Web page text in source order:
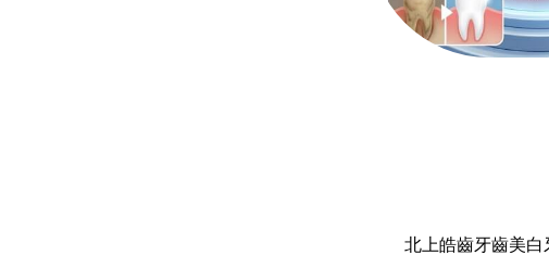
北上皓齒牙齒美